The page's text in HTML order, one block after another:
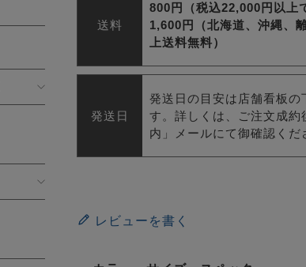
送料
800円（税込22,000円以上
1,600円（北海道、沖縄、
上送料無料）
発送日
発送日の目安は店舗看板の
す。詳しくは、ご注文成約
内」メールにて御確認くだ
レビューを書く